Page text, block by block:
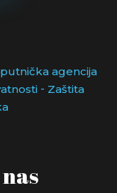
agencija
- Zaštita